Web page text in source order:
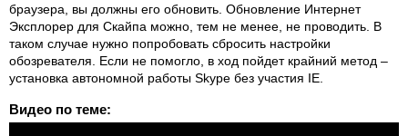
браузера, вы должны его обновить. Обновление Интернет
Эксплорер для Скайпа можно, тем не менее, не проводить. В
таком случае нужно попробовать сбросить настройки
обозревателя. Если не помогло, в ход пойдет крайний метод –
установка автономной работы Skype без участия IE.
Видео по теме: